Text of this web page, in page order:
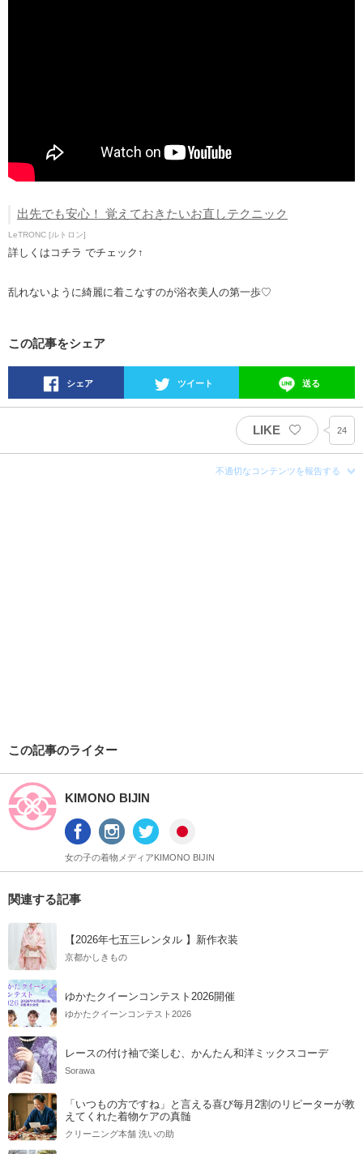
出先でも安心！ 覚えておきたいお直しテクニック
LeTRONC [ルトロン]
詳しくはコチラ でチェック↑
乱れないように綺麗に着こなすのが浴衣美人の第一歩♡
この記事をシェア
シェア ツイート 送る
LIKE 24
不適切なコンテンツを報告する
この記事のライター
KIMONO BIJIN
女の子の着物メディアKIMONO BIJIN
関連する記事
【2026年七五三レンタル 】新作衣装
京都かしきもの
ゆかたクイーンコンテスト2026開催
ゆかたクイーンコンテスト2026
レースの付け袖で楽しむ、かんたん和洋ミックスコーデ
Sorawa
「いつもの方ですね」と言える喜び毎月2割のリピーターが教
えてくれた着物ケアの真髄
クリーニング本舗 洗いの助